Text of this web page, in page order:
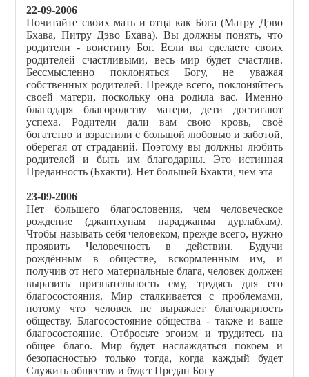
22-09-2006
Почитайте своих мать и отца как Бога (Матру Дэво
Бхава, Питру Дэво Бхава). Вы должны понять, что
родители - воистину Бог. Если вы сделаете своих
родителей счастливыми, весь мир будет счастлив.
Бессмысленно поклоняться Богу, не уважая
собственных родителей. Прежде всего, поклоняйтесь
своей матери, поскольку она родила вас. Именно
благодаря благородству матери, дети достигают
успеха. Родители дали вам свою кровь, своё
богатство и взрастили с большой любовью и заботой,
оберегая от страданий. Поэтому вы должны любить
родителей и быть им благодарны. Это истинная
Преданность (Бхакти). Нет большей Бхакти чем эта
23-09-2006
Нет большего благословения, чем человеческое
рождение (джантхунам нараджанма дурлабхам).
Чтобы называть себя человеком, прежде всего, нужно
проявить Человечность в действии. Будучи
рождённым в обществе, вскормленным им, и
получив от него материальные блага, человек должен
выразить признательность ему, трудясь для его
благосостояния. Мир сталкивается с проблемами,
потому что человек не выражает благодарность
обществу. Благосостояние общества - также и ваше
благосостояние. Отбросьте эгоизм и трудитесь на
общее благо. Мир будет наслаждаться покоем и
безопасностью только тогда, когда каждый будет
Служить обществу и будет Предан Богу